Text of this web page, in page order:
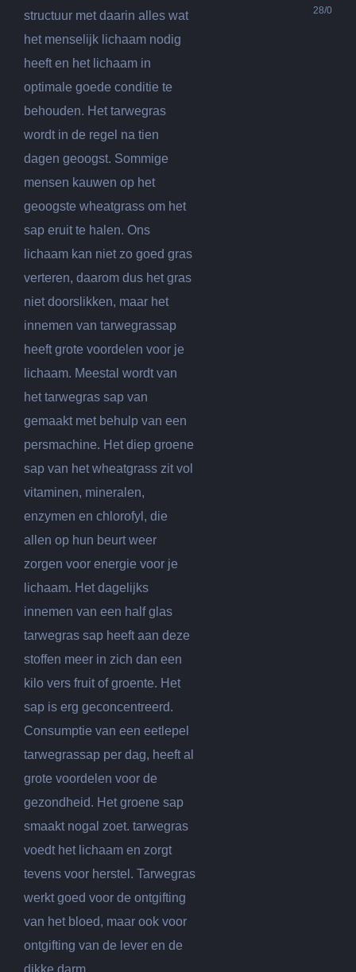
structuur met daarin alles wat
het menselijk lichaam nodig
heeft en het lichaam in
optimale goede conditie te
behouden. Het tarwegras
wordt in de regel na tien
dagen geoogst. Sommige
mensen kauwen op het
geoogste wheatgrass om het
sap eruit te halen. Ons
lichaam kan niet zo goed gras
verteren, daarom dus het gras
niet doorslikken, maar het
innemen van tarwegrassap
heeft grote voordelen voor je
lichaam. Meestal wordt van
het tarwegras sap van
gemaakt met behulp van een
persmachine. Het diep groene
sap van het wheatgrass zit vol
vitaminen, mineralen,
enzymen en chlorofyl, die
allen op hun beurt weer
zorgen voor energie voor je
lichaam. Het dagelijks
innemen van een half glas
tarwegras sap heeft aan deze
stoffen meer in zich dan een
kilo vers fruit of groente. Het
sap is erg geconcentreerd.
Consumptie van een eetlepel
tarwegrassap per dag, heeft al
grote voordelen voor de
gezondheid. Het groene sap
smaakt nogal zoet. tarwegras
voedt het lichaam en zorgt
tevens voor herstel. Tarwegras
werkt goed voor de ontgifting
van het bloed, maar ook voor
ontgifting van de lever en de
dikke darm.
28/06/